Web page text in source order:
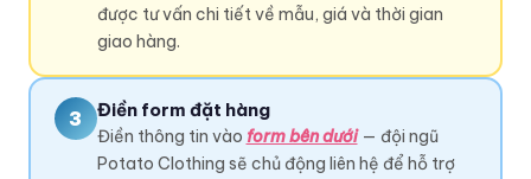
được tư vấn chi tiết về mẫu, giá và thời gian
giao hàng.
3 Điền form đặt hàng
Điền thông tin vào form bên dưới— đội ngũ
Potato Clothing sẽ chủ động liên hệ để hỗ trợ